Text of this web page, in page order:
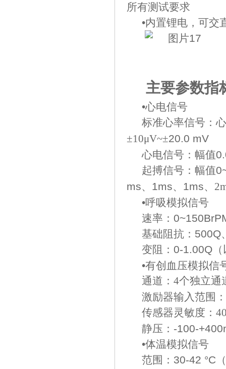
所有测试要求
•内置锂电，可交
主要参数指
•心电信号
标准心率信号：
±10μV~±20.0 mV
心电信号：幅值
起搏信号：幅值
ms、1ms、1ms、
•呼吸模拟信号
速率：
基础阻抗：500Q
变阻：0-1.00Q（
•有创血压模拟信
通道： 4个独立通
激励器输入范围
传感器灵敏度：
静压：-100-
•体温模拟信号
范围：30-42 °C